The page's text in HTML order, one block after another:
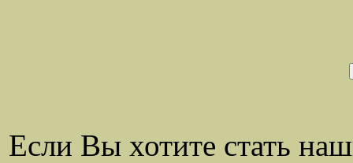
Если Вы хотите стать